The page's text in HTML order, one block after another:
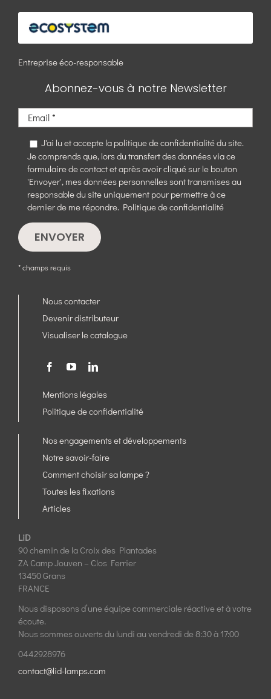
Entreprise éco-responsable
Abonnez-vous à notre Newsletter
J'ai lu et accepte la politique de confidentialité du site.
Je comprends que, lors du transfert des données via ce
formulaire de contact et après avoir cliqué sur le bouton
'Envoyer', mes données personnelles sont transmises au
responsable du site uniquement pour permettre à ce
dernier de me répondre. Politique de confidentialité
* champs requis
Nous contacter
Devenir distributeur
Visualiser le catalogue
Mentions légales
Politique de confidentialité
Nos engagements et développements
Notre savoir-faire
Comment choisir sa lampe ?
Toutes les fixations
Articles
LiD
90 chemin de la Croix des Plantades
ZA Camp Jouven – Clos Ferrier
13450 Grans
FRANCE
Nous disposons d’une équipe commerciale réactive et à votre
écoute.
Nous sommes ouverts du lundi au vendredi de 8:30 à 17:00
0442928976
contact@lid-lamps.com